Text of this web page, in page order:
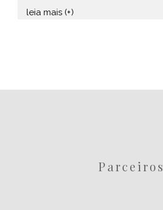
leia mais (+)
Parceiros